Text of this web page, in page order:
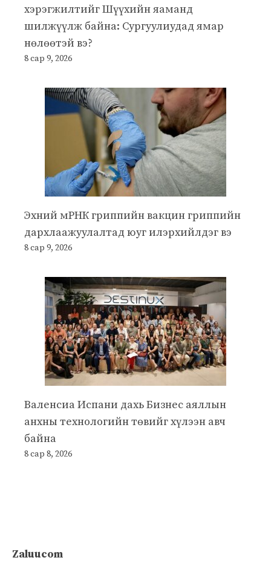
хэрэгжилтийг Шүүхийн яаманд
шилжүүлж байна: Сургуулиудад ямар
нөлөөтэй вэ?
8 сар 9, 2026
Эхний мРНК гриппийн вакцин гриппийн
дархлаажуулалтад юуг илэрхийлдэг вэ
8 сар 9, 2026
Валенсиа Испани дахь Бизнес аяллын
анхны технологийн төвийг хүлээн авч
байна
8 сар 8, 2026
Zaluucom